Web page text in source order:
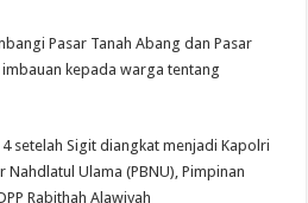
Pasar Tanah Abang dan Pasar
kepada warga tentang
setelah Sigit diangkat menjadi Kapolri
Ulama (PBNU), Pimpinan
Rabithah Alawiyah